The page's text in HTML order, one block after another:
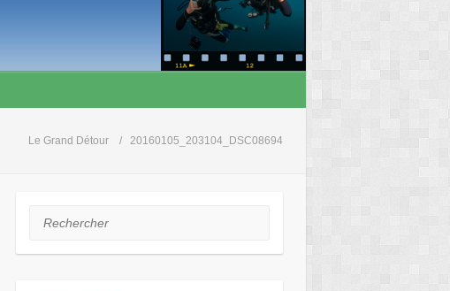
Le Grand Détour 20160105_203104_DSC08694
Rechercher